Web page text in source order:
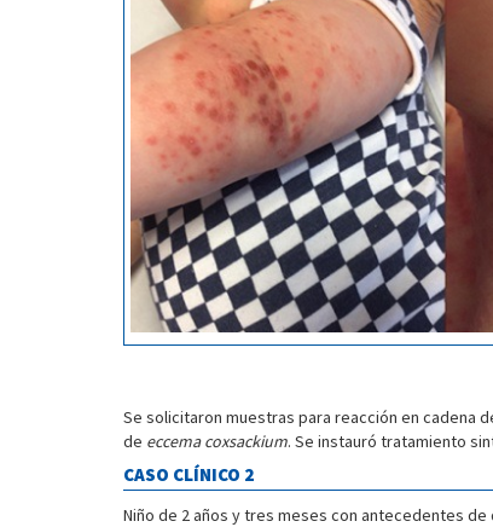
Se solicitaron muestras para reacción en cadena
de eccema coxsackium. Se instauró tratamiento
CASO CLÍNICO 2
Niño de 2 años y tres meses con antecedentes